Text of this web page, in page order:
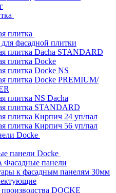
плитка
фасадной плитки
плитка Dacha STANDARD
плитка Docke
плитка Docke NS
плитка Docke PREMIUM/
плитка NS Dacha
плитка STANDARD
плитка Кирпич 24 уп/пал
плитка Кирпич 56 уп/пал
Docke
панели Docke
Фасадные панели
к фасадным панелям 30мм
DOCKE